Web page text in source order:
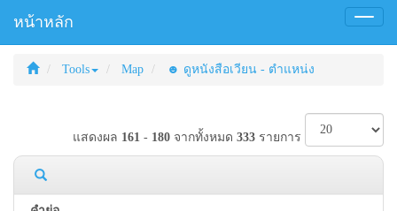
หน้าหลัก
Toggle
Tools Map ☻ ดูหนังสือเวียน - ตำแหน่ง
แสดงผล 161 - 180 จากทั้งหมด 333 รายการ